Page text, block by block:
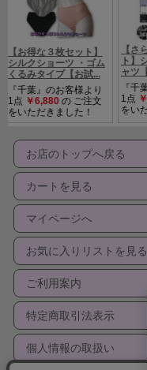
お店のトップへ戻る
カートを見る
マイページへ
お気に入りリストを見る
ご利用案内
特定商取引法表示
個人情報の取扱い